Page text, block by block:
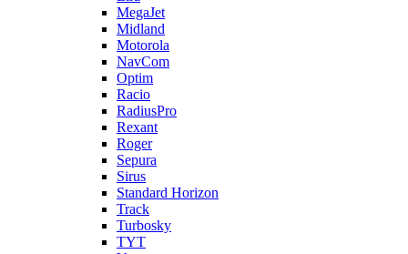
MegaJet
Midland
Motorola
NavCom
Optim
Racio
RadiusPro
Rexant
Roger
Sepura
Sirus
Standard Horizon
Track
Turbosky
TYT